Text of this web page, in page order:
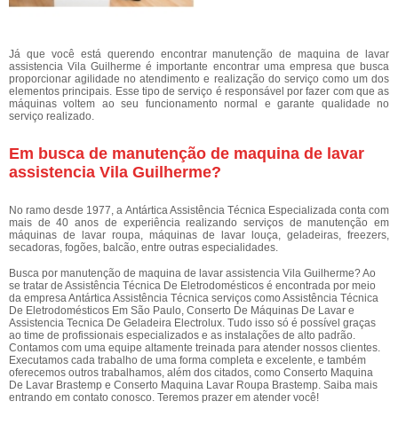
Já que você está querendo encontrar manutenção de maquina de lavar
assistencia Vila Guilherme é importante encontrar uma empresa que busca
proporcionar agilidade no atendimento e realização do serviço como um dos
elementos principais. Esse tipo de serviço é responsável por fazer com que as
máquinas voltem ao seu funcionamento normal e garante qualidade no
serviço realizado.
Em busca de manutenção de maquina de lavar
assistencia Vila Guilherme?
No ramo desde 1977, a Antártica Assistência Técnica Especializada conta com
mais de 40 anos de experiência realizando serviços de manutenção em
máquinas de lavar roupa, máquinas de lavar louça, geladeiras, freezers,
secadoras, fogões, balcão, entre outras especialidades.
Busca por manutenção de maquina de lavar assistencia Vila Guilherme? Ao
se tratar de Assistência Técnica De Eletrodomésticos é encontrada por meio
da empresa Antártica Assistência Técnica serviços como Assistência Técnica
De Eletrodomésticos Em São Paulo, Conserto De Máquinas De Lavar e
Assistencia Tecnica De Geladeira Electrolux. Tudo isso só é possível graças
ao time de profissionais especializados e as instalações de alto padrão.
Contamos com uma equipe altamente treinada para atender nossos clientes.
Executamos cada trabalho de uma forma completa e excelente, e também
oferecemos outros trabalhamos, além dos citados, como Conserto Maquina
De Lavar Brastemp e Conserto Maquina Lavar Roupa Brastemp. Saiba mais
entrando em contato conosco. Teremos prazer em atender você!